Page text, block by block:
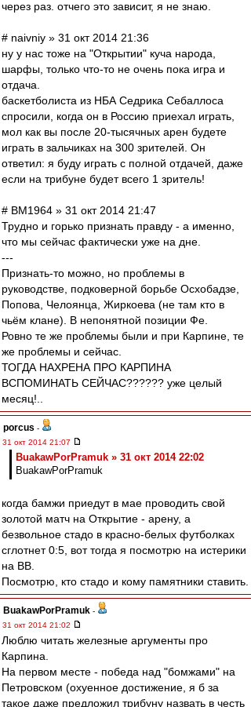
через раз. отчего это зависит, я не знаю.
# naivniy » 31 окт 2014 21:36
ну у нас тоже на "Открытии" куча народа,
шарфы, только что-то не очень пока игра и
отдача.
баскетболиста из НБА Седрика Себаллоса
спросили, когда он в Россию приехал играть,
мол как вы после 20-тысячных арен будете
играть в зальчиках на 300 зрителей. Он
ответил: я буду играть с полной отдачей, даже
если на трибуне будет всего 1 зритель!
# BM1964 » 31 окт 2014 21:47
Трудно и горько признать правду - а именно,
что мы сейчас фактически уже на дне.
---
Признать-то можно, но проблемы в
руководстве, подковерной борьбе Осхобадзе,
Попова, Челоянца, Жиркоева (не там кто в
чьём клане). В непонятной позиции Фе.
Ровно те же проблемы были и при Карпине, те
же проблемы и сейчас.
ТОГДА НАХРЕНА ПРО КАРПИНА
ВСПОМИНАТЬ СЕЙЧАС?????? уже целый
месяц!..
porcus -
31 окт 2014 21:07
BuakawPorPramuk » 31 окт 2014 22:02
BuakawPorPramuk
когда бамжи приедут в мае проводить свой
золотой матч на Открытие - арену, а
безвольное стадо в красно-белых футболках
сглотнет 0:5, вот тогда я посмотрю на истерики
на ВВ.
Посмотрю, кто стадо и кому памятники ставить.
BuakawPorPramuk -
31 окт 2014 21:02
Люблю читать железные аргументы про
Карпина.
На первом месте - победа над "бомжами" на
Петровском (охуенное достижение, я б за
такое даже предложил трибуну назвать в честь